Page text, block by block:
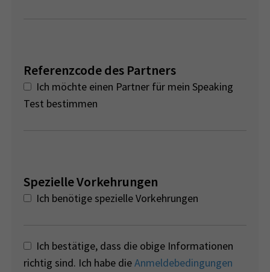
Referenzcode des Partners
Ich möchte einen Partner für mein Speaking
Test bestimmen
Spezielle Vorkehrungen
Ich benötige spezielle Vorkehrungen
Ich bestätige, dass die obige Informationen
richtig sind. Ich habe dieAnmeldebedingungen